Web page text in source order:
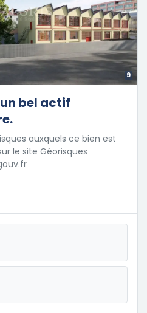
9
bel actif
auxquels ce bien est
le site Géorisques